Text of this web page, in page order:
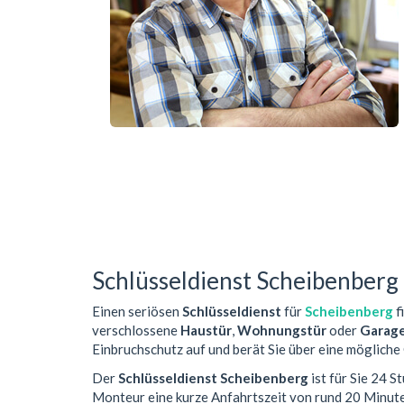
Schlüsseldienst Scheibenberg
Einen seriösen Schlüsseldienst fürScheibenberg
verschlossene Haustür,Wohnungstüroder
Einbruchschutz auf und berät Sie über eine
DerSchlüsseldienst Scheibenberg ist für Sie 24
Monteur eine kurze Anfahrtszeit von rund 20